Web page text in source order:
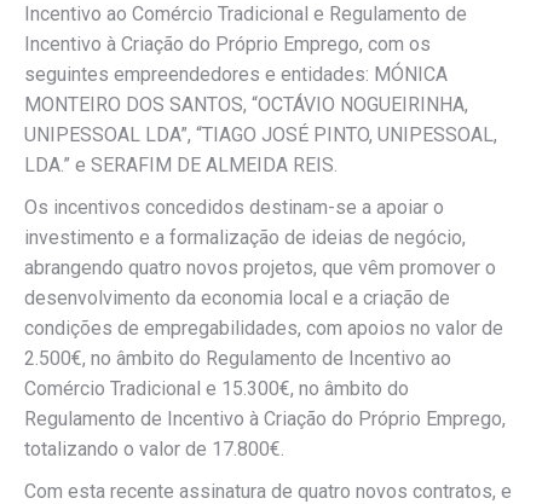
Incentivo ao Comércio Tradicional e Regulamento de
Incentivo à Criação do Próprio Emprego, com os
seguintes empreendedores e entidades: MÓNICA
MONTEIRO DOS SANTOS, “OCTÁVIO NOGUEIRINHA,
UNIPESSOAL LDA”, “TIAGO JOSÉ PINTO, UNIPESSOAL,
LDA.” e SERAFIM DE ALMEIDA REIS.
Os incentivos concedidos destinam-se a apoiar o
investimento e a formalização de ideias de negócio,
abrangendo quatro novos projetos, que vêm promover o
desenvolvimento da economia local e a criação de
condições de empregabilidades, com apoios no valor de
2.500€, no âmbito do Regulamento de Incentivo ao
Comércio Tradicional e 15.300€, no âmbito do
Regulamento de Incentivo à Criação do Próprio Emprego,
totalizando o valor de 17.800€.
Com esta recente assinatura de quatro novos contratos, e